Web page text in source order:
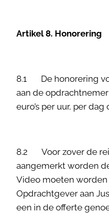
Artikel 8. Honorering
8.1 De honorering
aan de
euro’s per uur, per
8.2 Voor zover de
aangemerkt worden
Video moeten
Opdrachtgever aan
een in de offerte